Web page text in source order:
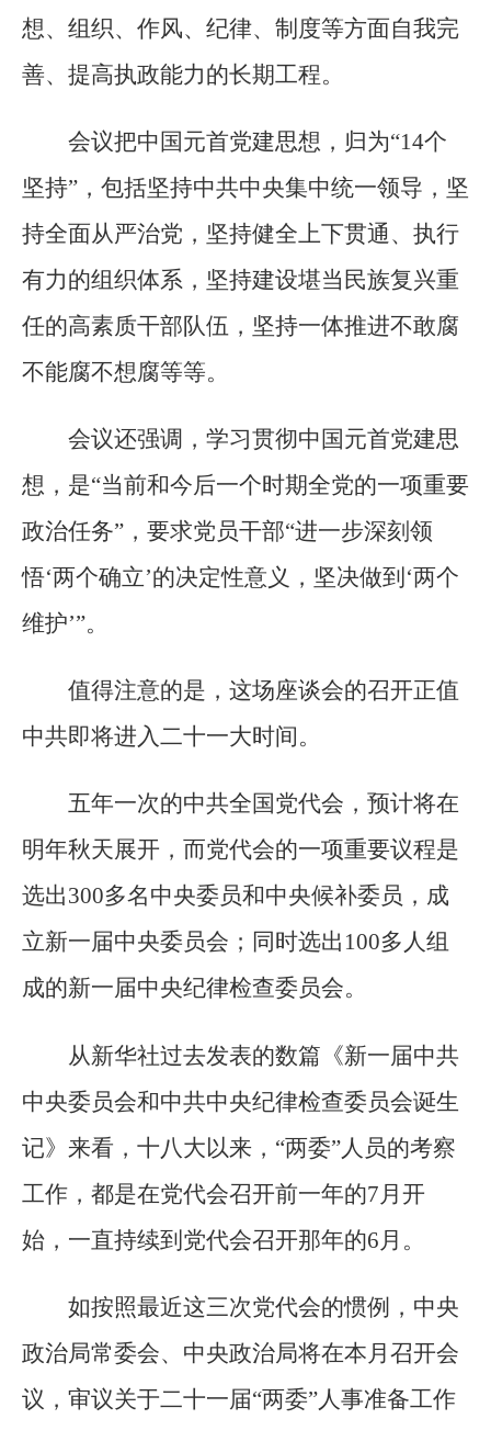
想、组织、作风、纪律、制度等方面自我完
善、提高执政能力的长期工程。
会议把中国元首党建思想，归为“14个
坚持”，包括坚持中共中央集中统一领导，坚
持全面从严治党，坚持健全上下贯通、执行
有力的组织体系，坚持建设堪当民族复兴重
任的高素质干部队伍，坚持一体推进不敢腐
不能腐不想腐等等。
会议还强调，学习贯彻中国元首党建思
想，是“当前和今后一个时期全党的一项重要
政治任务”，要求党员干部“进一步深刻领
悟‘两个确立’的决定性意义，坚决做到‘两个
维护’”。
值得注意的是，这场座谈会的召开正值
中共即将进入二十一大时间。
五年一次的中共全国党代会，预计将在
明年秋天展开，而党代会的一项重要议程是
选出300多名中央委员和中央候补委员，成
立新一届中央委员会；同时选出100多人组
成的新一届中央纪律检查委员会。
从新华社过去发表的数篇《新一届中共
中央委员会和中共中央纪律检查委员会诞生
记》来看，十八大以来，“两委”人员的考察
工作，都是在党代会召开前一年的7月开
始，一直持续到党代会召开那年的6月。
如按照最近这三次党代会的惯例，中央
政治局常委会、中央政治局将在本月召开会
议，审议关于二十一届“两委”人事准备工作